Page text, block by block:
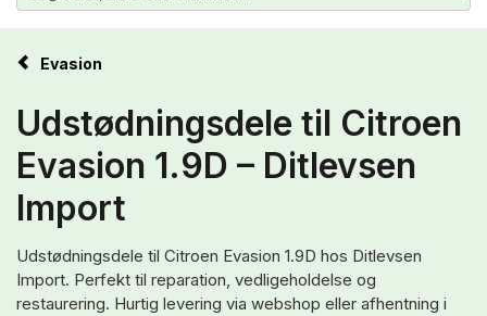
Evasion
Udstødningsdele til Citroen
Evasion 1.9D – Ditlevsen
Import
Udstødningsdele til Citroen Evasion 1.9D hos Ditlevsen
Import. Perfekt til reparation, vedligeholdelse og
restaurering. Hurtig levering via webshop eller afhentning i